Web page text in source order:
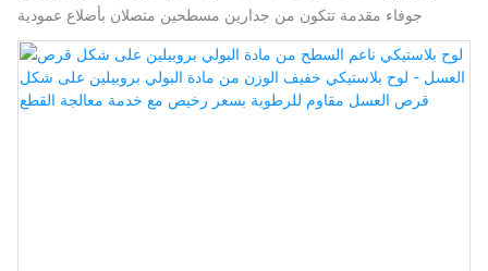
جوفاء مقدمة تتكون من جدارين مسطحين متصلان بأضلاع عمودية